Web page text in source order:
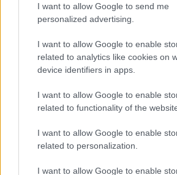
I want to allow Google to send me
personalized advertising.
I want to allow Google to enable
related to analytics like cookies on
device identifiers in apps.
I want to allow Google to enable
related to functionality of the
I want to allow Google to enable
related to personalization.
I want to allow Google to enable